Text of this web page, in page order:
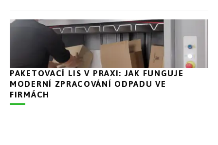
PAKETOVACÍ LIS V PRAXI: JAK FUNGUJE
MODERNÍ ZPRACOVÁNÍ ODPADU VE
FIRMÁCH